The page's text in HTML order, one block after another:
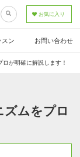
お気に入り
スン お問い合わせ
が明確に解説します！
ズムをプロ